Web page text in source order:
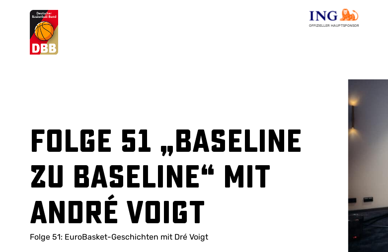
OFFIZIELLER HAUPTSPONSOR
Suchvorschläge
Folge 51 „Baseline
zu Baseline“ mit
André Voigt
Folge 51: EuroBasket-Geschichten mit Dré Voigt